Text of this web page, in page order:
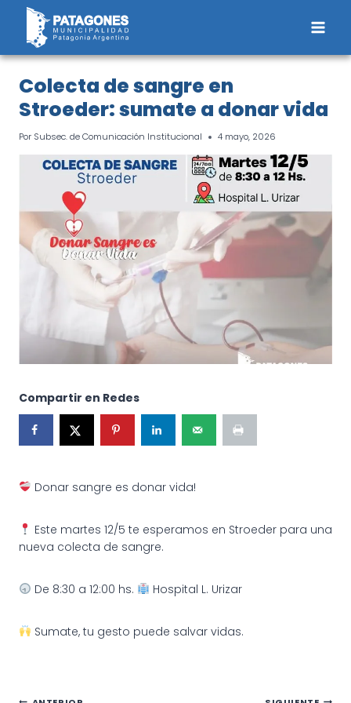
Saltar
contenido
Colecta de sangre en
Stroeder: sumate a donar vida
Por Subsec. de Comunicación Institucional 4 mayo, 2026
Compartir en Redes
Donar sangre es donar vida!
Este martes 12/5 te esperamos en Stroeder para una
nueva colecta de sangre.
De 8:30 a 12:00 hs. Hospital L. Urizar
Sumate, tu gesto puede salvar vidas.